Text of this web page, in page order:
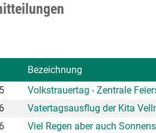
Bezeichnung
Volkstrauertag - Zentrale
Vatertagsausflug der Kita
Viel Regen aber auch